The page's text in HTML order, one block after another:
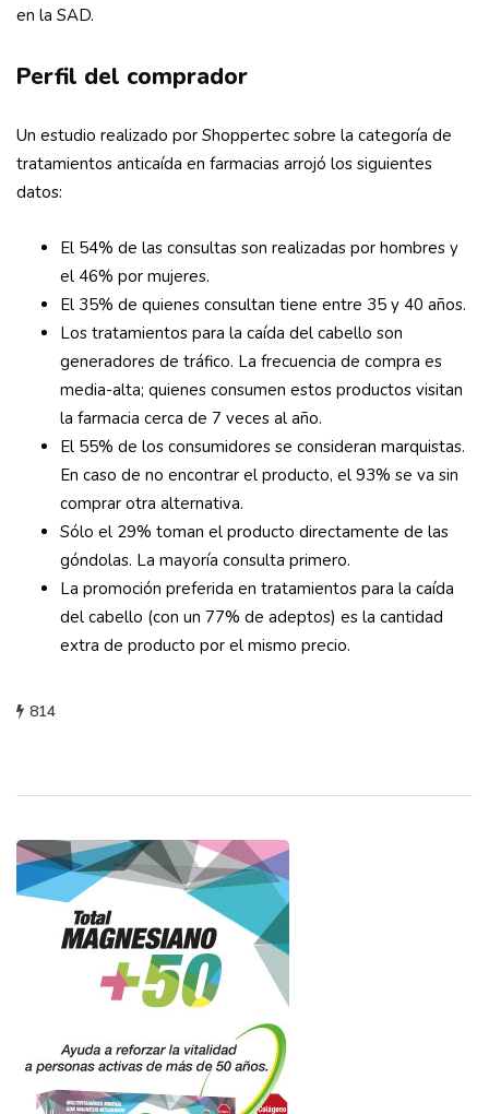
en la SAD.
Perfil del comprador
Un estudio realizado por Shoppertec sobre la categoría de
tratamientos anticaída en farmacias arrojó los siguientes
datos:
El 54% de las consultas son realizadas por hombres y
el 46% por mujeres.
El 35% de quienes consultan tiene entre 35 y 40 años.
Los tratamientos para la caída del cabello son
generadores de tráfico. La frecuencia de compra es
media-alta; quienes consumen estos productos visitan
la farmacia cerca de 7 veces al año.
El 55% de los consumidores se consideran marquistas.
En caso de no encontrar el producto, el 93% se va sin
comprar otra alternativa.
Sólo el 29% toman el producto directamente de las
góndolas. La mayoría consulta primero.
La promoción preferida en tratamientos para la caída
del cabello (con un 77% de adeptos) es la cantidad
extra de producto por el mismo precio.
814